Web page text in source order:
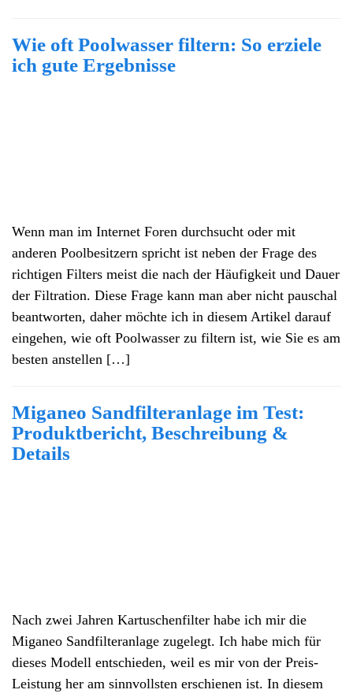
Wie oft Poolwasser filtern: So erziele
ich gute Ergebnisse
Wenn man im Internet Foren durchsucht oder mit
anderen Poolbesitzern spricht ist neben der Frage des
richtigen Filters meist die nach der Häufigkeit und Dauer
der Filtration. Diese Frage kann man aber nicht pauschal
beantworten, daher möchte ich in diesem Artikel darauf
eingehen, wie oft Poolwasser zu filtern ist, wie Sie es am
besten anstellen […]
Miganeo Sandfilteranlage im Test:
Produktbericht, Beschreibung &
Details
Nach zwei Jahren Kartuschenfilter habe ich mir die
Miganeo Sandfilteranlage zugelegt. Ich habe mich für
dieses Modell entschieden, weil es mir von der Preis-
Leistung her am sinnvollsten erschienen ist. In diesem